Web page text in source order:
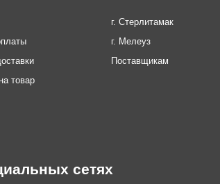
товар
г. Стерлитамак
г. Мелеуз
Поставщикам
сетях